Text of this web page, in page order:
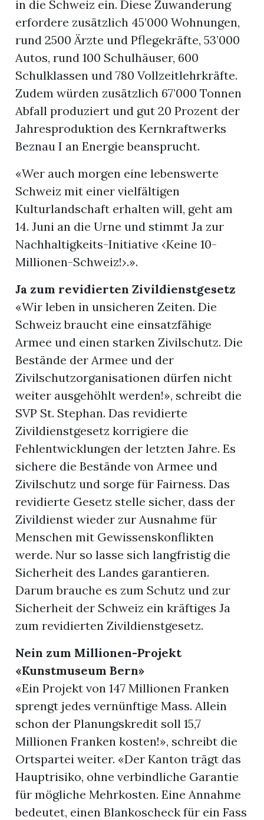
in die Schweiz ein. Diese Zuwanderung
erfordere zusätzlich 45’000 Wohnungen,
rund 2500 Ärzte und Pflegekräfte, 53’000
Autos, rund 100 Schulhäuser, 600
Schulklassen und 780 Vollzeitlehrkräfte.
Zudem würden zusätzlich 67’000 Tonnen
Abfall produziert und gut 20 Prozent der
Jahresproduktion des Kernkraftwerks
Beznau I an Energie beansprucht.
«Wer auch morgen eine lebenswerte
Schweiz mit einer vielfältigen
Kulturlandschaft erhalten will, geht am
14. Juni an die Urne und stimmt Ja zur
Nachhaltigkeits-Initiative ‹Keine 10-
Millionen-Schweiz!›.».
Ja zum revidierten Zivildienstgesetz
«Wir leben in unsicheren Zeiten. Die
Schweiz braucht eine einsatzfähige
Armee und einen starken Zivilschutz. Die
Bestände der Armee und der
Zivilschutzorganisationen dürfen nicht
weiter ausgehöhlt werden!», schreibt die
SVP St. Stephan. Das revidierte
Zivildienstgesetz korrigiere die
Fehlentwicklungen der letzten Jahre. Es
sichere die Bestände von Armee und
Zivilschutz und sorge für Fairness. Das
revidierte Gesetz stelle sicher, dass der
Zivildienst wieder zur Ausnahme für
Menschen mit Gewissenskonflikten
werde. Nur so lasse sich langfristig die
Sicherheit des Landes garantieren.
Darum brauche es zum Schutz und zur
Sicherheit der Schweiz ein kräftiges Ja
zum revidierten Zivildienstgesetz.
Nein zum Millionen-Projekt
«Kunstmuseum Bern»
«Ein Projekt von 147 Millionen Franken
sprengt jedes vernünftige Mass. Allein
schon der Planungskredit soll 15,7
Millionen Franken kosten!», schreibt die
Ortspartei weiter. «Der Kanton trägt das
Hauptrisiko, ohne verbindliche Garantie
für mögliche Mehrkosten. Eine Annahme
bedeutet, einen Blankoscheck für ein Fass